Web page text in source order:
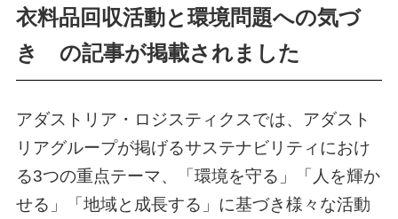
衣料品回収活動と環境問題への気づ
き の記事が掲載されました
アダストリア・ロジスティクスでは、アダスト
リアグループが掲げるサステナビリティにおけ
る3つの重点テーマ、「環境を守る」「人を輝か
せる」「地域と成長する」に基づき様々な活動